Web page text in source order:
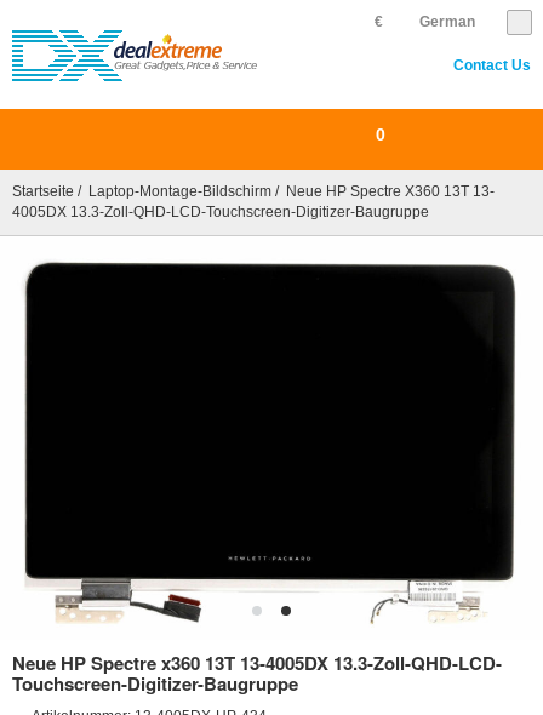
German
€
Contact Us
0
Startseite / Laptop-Montage-Bildschirm / Neue HP Spectre X360 13T 13-
4005DX 13.3-Zoll-QHD-LCD-Touchscreen-Digitizer-Baugruppe
Neue HP Spectre x360 13T 13-4005DX 13.3-Zoll-QHD-LCD-
Touchscreen-Digitizer-Baugruppe